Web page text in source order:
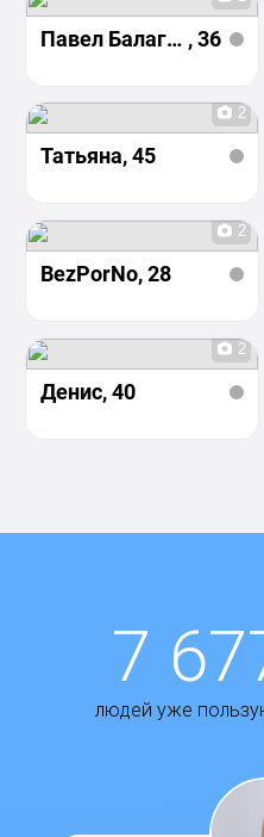
Павел Балагин , 36
2
Татьяна, 45
2
BezPorNo, 28
2
Денис, 40
7
людей уже